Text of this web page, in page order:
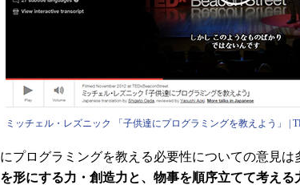
ミッチェル・レズニック 「子供達にプログラミングを教えよう」 |
プログラミングを教える必要性についての意見は
形にする力・創造力と、物事を順序立てて考え